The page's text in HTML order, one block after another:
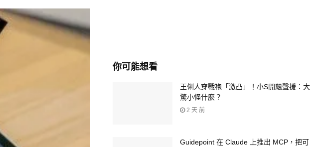
你可能想看
王俐人穿戰袍「激凸」！小S開飆聲援：大
驚小怪什麼？
2 天 前
Guidepoint 在 Claude 上推出 MCP，把可